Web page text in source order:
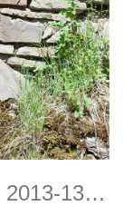
Raubritter Kultur Pur 2013-139 (Copy)